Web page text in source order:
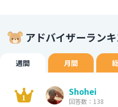
アドバイザーラン
週間 月間
Shohei
回答数：138